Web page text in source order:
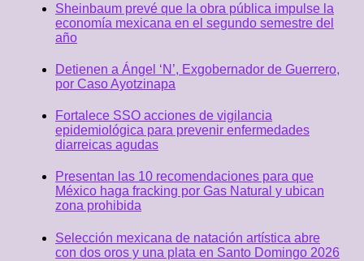
Sheinbaum prevé que la obra pública impulse la
economía mexicana en el segundo semestre del
año
Detienen a Ángel ‘N’, Exgobernador de Guerrero,
por Caso Ayotzinapa
Fortalece SSO acciones de vigilancia
epidemiológica para prevenir enfermedades
diarreicas agudas
Presentan las 10 recomendaciones para que
México haga fracking por Gas Natural y ubican
zona prohibida
Selección mexicana de natación artística abre
con dos oros y una plata en Santo Domingo 2026